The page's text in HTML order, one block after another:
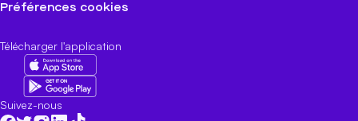
Préférences cookies
Télécharger l'application
Suivez-nous